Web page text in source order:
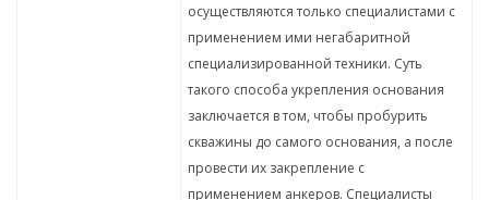
осуществляются только специалистами с
применением ими негабаритной
специализированной техники. Суть
такого способа укрепления основания
заключается в том, чтобы пробурить
скважины до самого основания, а после
провести их закрепление с
применением анкеров. Специалисты